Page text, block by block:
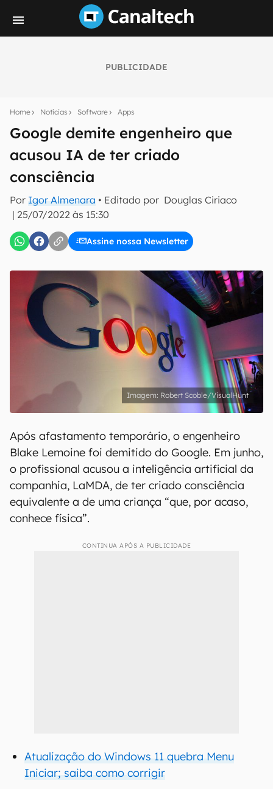
PUBLICIDADE
Home Notícias Software Apps
Google demite engenheiro que
acusou IA de ter criado
consciência
Por Igor Almenara • Editado por Douglas Ciriaco
| 25/07/2022 às 15:30
Assine nossa Newsletter
notícias e reviews sobre tecnologia em primeira
E-mail
inscreva-se
Confirmo que li, aceito e concordo com os Termos de
Uso e Política de Privacidade do Canaltech.
Robert Scoble/VisualHunt
Após afastamento temporário, o engenheiro
Blake Lemoine foi demitido do Google. Em junho,
o profissional acusou a inteligência artificial da
companhia, LaMDA, de ter criado consciência
equivalente a de uma criança “que, por acaso,
conhece física”.
CONTINUA APÓS A PUBLICIDADE
Atualização do Windows 11 quebra Menu
Iniciar; saiba como corrigir